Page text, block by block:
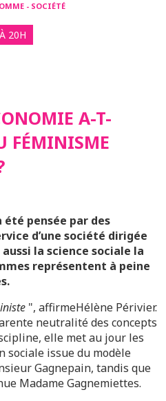
- SOCIÉTÉ
20H
A-T-
FÉMINISME
été pensée par des
d’une société dirigée
la science sociale la
représentent à peine
, affirmeHélène Périvier.
neutralité des concepts
elle met au jour les
sociale issue du modèle
Gagnepain, tandis que
Madame Gagnemiettes.